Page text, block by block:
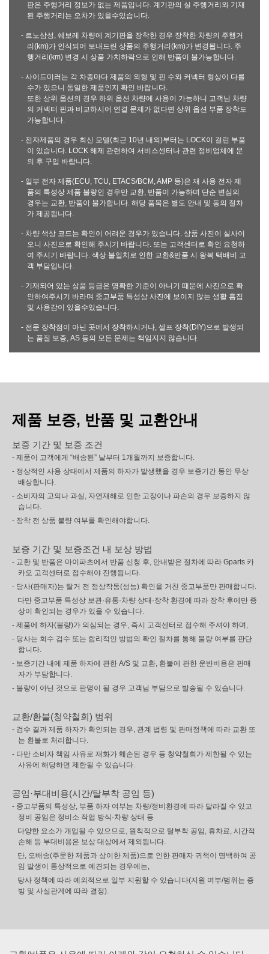
판은 주행거리 정보가 없는 제품입니다. 계기판의 실 주행거리와 기재
된 주행거리는 오차가 있을수있습니다.
- 르노삼성, 쉐보레 차량에 계기판을 장착한 경우 장착한 차량의 주행거
리(km)가 인식되어 보내드린 상품의 주행거리(km)가 변경됩니다. 주
행거리(km) 변경 시 상품 가치하락으로 인해 반품이 불가능합니다.
- 사이드미러는 각 차종마다 제품의 외형 및 핀 수와 커넥터 형상이 다를
수가 있으니 동일한 제품인지 확인 바랍니다.
또한 상위 옵션의 경우 하위 옵션 차량에 사용이 가능하니 고객님 차량
의 커넥터 핀과 비교하시어 연결 문제가 없다면 상위 옵션 부품 장착도
가능합니다.
- 전자제품의 경우 최신 모델(최근 10년 내외)부터는 LOCK이 걸린 부품
이 있습니다. LOCK 해제 관련하여 서비스센터나 관련 정비업체에 문
의 후 구입 바랍니다.
- 일부 전자 제품(ECU, TCU, ETACS/BCM, AMP 등)은 재 사용 전자 제
품의 특성상 제품 불량인 경우만 교환, 반품이 가능하며 단순 변심의
경우는 교환, 반품이 불가합니다. 해당 품목은 별도 안내 및 동의 절차
가 제공됩니다.
- 차량 색상 코드는 확인이 어려운 경우가 있습니다. 상품 사진이 실사이
오니 사진으로 확인해 주시기 바랍니다. 또는 고객센터로 확인 요청하
여 주시기 바랍니다. 색상 불일치로 인한 교환&반품 시 왕복 택배비 고
객 부담입니다.
- 기재되어 있는 상품 등급은 명확한 기준이 아니기 때문에 사진으로 확
인하여주시기 바라며 중고부품 특성상 사진에 보이지 않는 생활 흠집
및 사용감이 있을수있습니다.
- 전문 장착점이 아닌 곳에서 장착하시거나, 셀프 장착(DIY)으로 발생되
는 품질 보증, AS 등의 모든 문제는 책임지지 않습니다.
제품 보증, 반품 및 교환안내
보증 기간 및 보증 조건
- 제품이 고객에게 “배송된” 날부터 1개월까지 보증합니다.
- 정상적인 사용 상태에서 제품의 하자가 발생했을 경우 보증기간 동안 무상
배상합니다.
- 소비자의 고의나 과실, 자연재해로 인한 고장이나 파손의 경우 보증하지 않
습니다.
- 장착 전 상품 불량 여부를 확인해야합니다.
보증 기간 및 보증조건 내 보상 방법
- 교환 및 반품은 마이파츠에서 반품 신청 후, 안내받은 절차에 따라 Gparts 카
카오 고객센터로 접수해야 진행됩니다.
- 당사(판매자)는 탈거 전 정상작동(성능) 확인을 거친 중고부품만 판매합니다.
다만 중고부품 특성상 보관·유통·차량 상태·장착 환경에 따라 장착 후에만 증
상이 확인되는 경우가 있을 수 있습니다.
- 제품에 하자(불량)가 의심되는 경우, 즉시 고객센터로 접수해 주셔야 하며,
- 당사는 회수 검수 또는 합리적인 방법의 확인 절차를 통해 불량 여부를 판단
합니다.
- 보증기간 내에 제품 하자에 관한 A/S 및 교환, 환불에 관한 운반비용은 판매
자가 부담합니다.
- 불량이 아닌 것으로 판명이 될 경우 고객님 부담으로 발송될 수 있습니다.
교환/환불(청약철회) 범위
- 검수 결과 제품 하자가 확인되는 경우, 관계 법령 및 판매정책에 따라 교환 또
는 환불로 처리합니다.
- 다만 소비자 책임 사유로 재화가 훼손된 경우 등 청약철회가 제한될 수 있는
사유에 해당하면 제한될 수 있습니다.
공임·부대비용(시간/탈부착 공임 등)
- 중고부품의 특성상, 부품 하자 여부는 차량/정비환경에 따라 달라질 수 있고
정비 공임은 정비소 작업 방식·차량 상태 등
다양한 요소가 개입될 수 있으므로, 원칙적으로 탈부착 공임, 휴차료, 시간적
손해 등 부대비용은 보상 대상에서 제외됩니다.
단, 오배송(주문한 제품과 상이한 제품)으로 인한 판매자 귀책이 명백하여 공
임 발생이 통상적으로 예견되는 경우에는,
당사 정책에 따라 예외적으로 일부 지원할 수 있습니다(지원 여부/범위는 증
빙 및 사실관계에 따라 결정).